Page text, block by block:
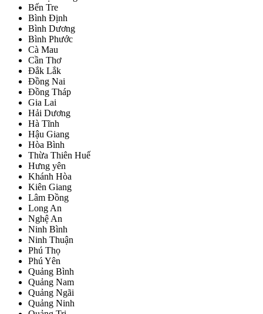
Bến Tre
Bình Định
Bình Dương
Bình Phước
Cà Mau
Cần Thơ
Đắk Lắk
Đồng Nai
Đồng Tháp
Gia Lai
Hải Dương
Hà Tĩnh
Hậu Giang
Hòa Bình
Thừa Thiên Huế
Hưng yên
Khánh Hòa
Kiên Giang
Lâm Đồng
Long An
Nghệ An
Ninh Bình
Ninh Thuận
Phú Thọ
Phú Yên
Quảng Bình
Quảng Nam
Quảng Ngãi
Quảng Ninh